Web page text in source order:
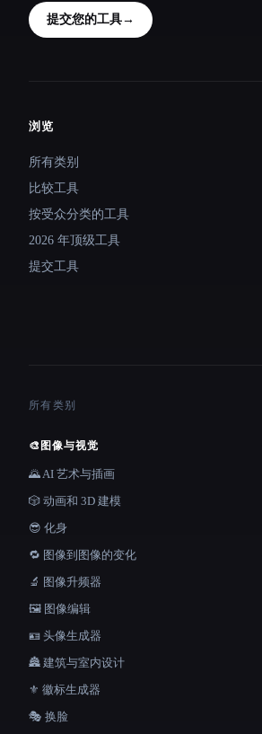
提交您的工具→
Site navigation
浏览
所有类别
比较工具
按受众分类的工具
2026 年顶级工具
提交工具
所有类别
🎨 图像与视觉
🌄 AI 艺术与插画
🎲 动画和 3D 建模
😎 化身
🔁 图像到图像的变化
🔬 图像升频器
🖼️ 图像编辑
🪪 头像生成器
🏯 建筑与室内设计
⚜️ 徽标生成器
🎭 换脸